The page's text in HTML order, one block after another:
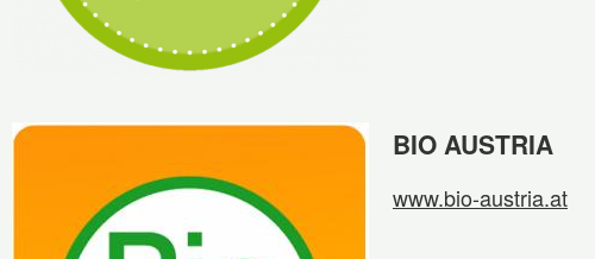
BIO AUSTRIA
www.bio-austria.at